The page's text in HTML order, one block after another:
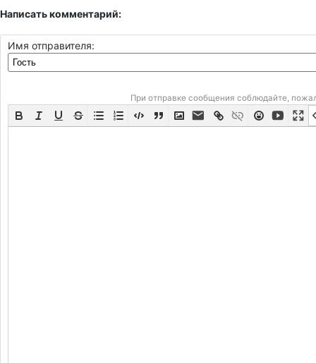
Написать комментарий:
Имя отправителя:
При отправке сообщения соблюдайте,